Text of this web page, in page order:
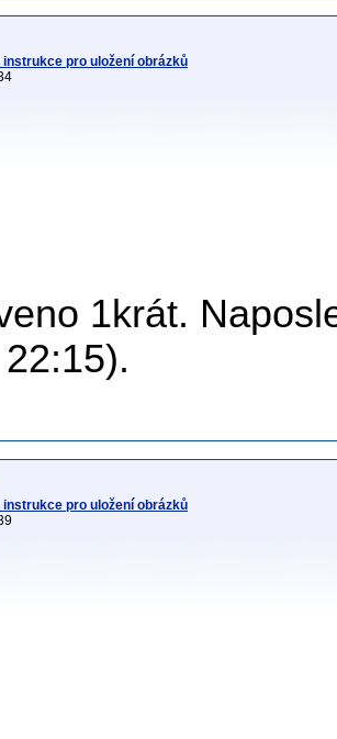
instrukce pro uložení obrázků
1krát.
instrukce pro uložení obrázků